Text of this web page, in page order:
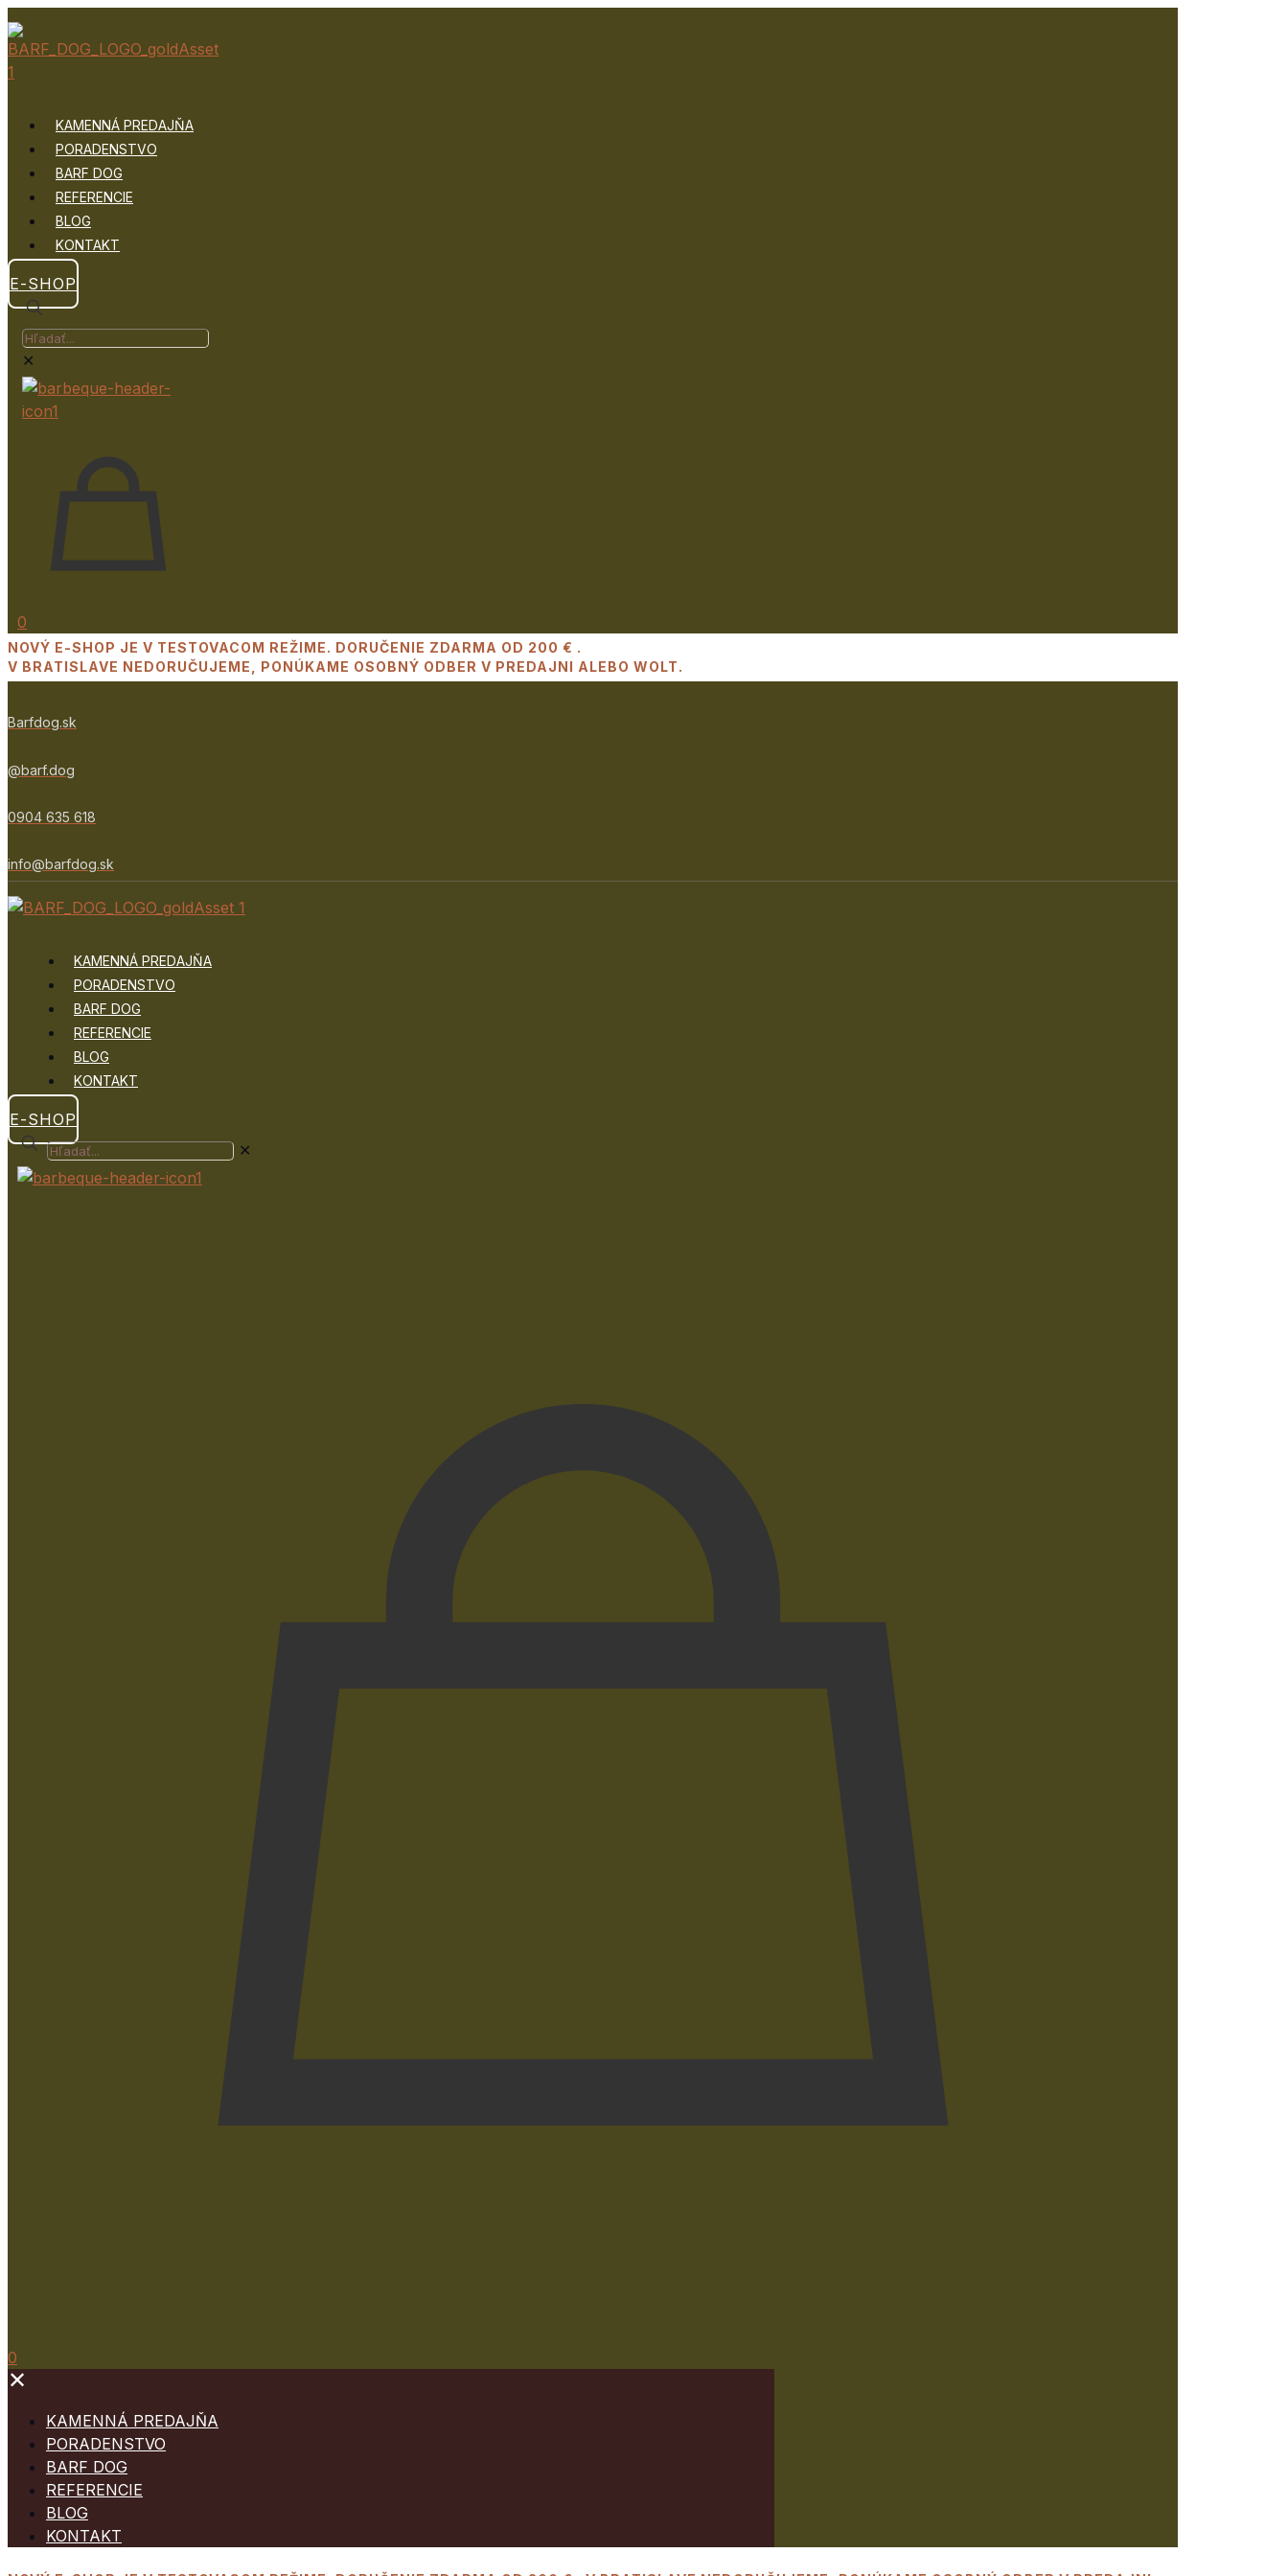
KAMENNÁ PREDAJŇA
PORADENSTVO
BARF DOG
REFERENCIE
BLOG
KONTAKT
E-SHOP
✕
0
NOVÝ E-SHOP JE V TESTOVACOM REŽIME. DORUČENIE ZDARMA OD 200 € .
V BRATISLAVE NEDORUČUJEME, PONÚKAME OSOBNÝ ODBER V PREDAJNI ALEBO WOLT.
Barfdog.sk
@barf.dog
0904 635 618
info@barfdog.sk
KAMENNÁ PREDAJŇA
PORADENSTVO
BARF DOG
REFERENCIE
BLOG
KONTAKT
E-SHOP
✕
0
✕
KAMENNÁ PREDAJŇA
PORADENSTVO
BARF DOG
REFERENCIE
BLOG
KONTAKT